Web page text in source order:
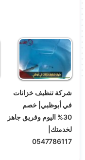
شركة تنظيف خزانات
في أبوظبي| خصم
30% اليوم وفريق جاهز
لخدمتك|
0547786117